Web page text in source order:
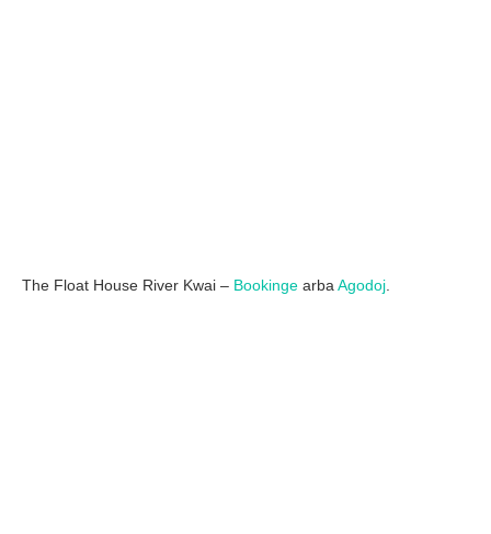
The Float House River Kwai – Bookinge arba Agodoj